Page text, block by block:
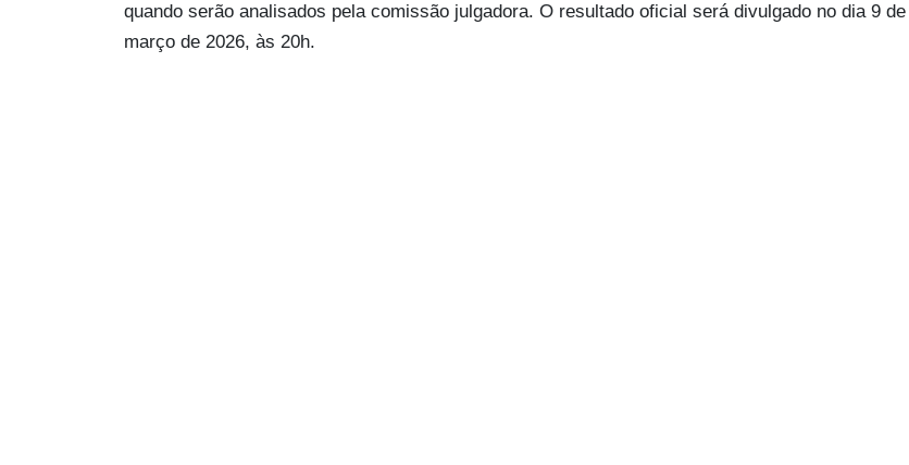
quando serão analisados pela comissão julgadora. O resultado oficial será divulgado no dia 9 de
março de 2026, às 20h.